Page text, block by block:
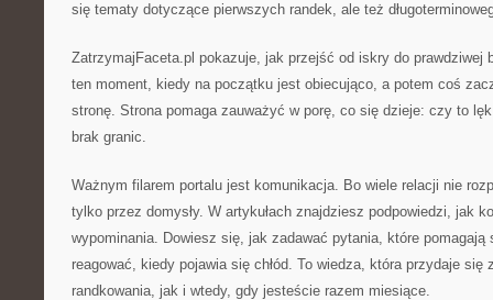
się tematy dotyczące pierwszych randek, ale też
ZatrzymajFaceta.pl pokazuje, jak przejść od iskry do prawdziwej
ten moment, kiedy na początku jest obiecująco, a potem coś
stronę. Strona pomaga zauważyć w porę, co się dzieje: czy to
brak granic.
Ważnym filarem portalu jest komunikacja. Bo wiele relacji nie
tylko przez domysły. W artykułach znajdziesz podpowiedzi, jak
wypominania. Dowiesz się, jak zadawać pytania, które pomagają
reagować, kiedy pojawia się chłód. To wiedza, która przydaje się
randkowania, jak i wtedy, gdy jesteście razem miesiące.